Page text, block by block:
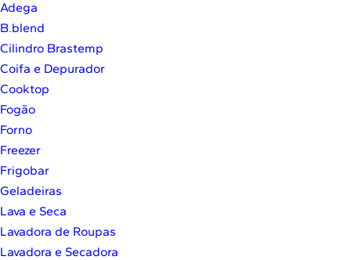
4º
º
7º
8
9
10º
Adega
B.blend
Cilindro Brastemp
Coifa e Depurador
Cooktop
Fogão
Forno
Freezer
Frigobar
Geladeiras
Lava e Seca
Lavadora de Roupas
Lavadora e Secadora